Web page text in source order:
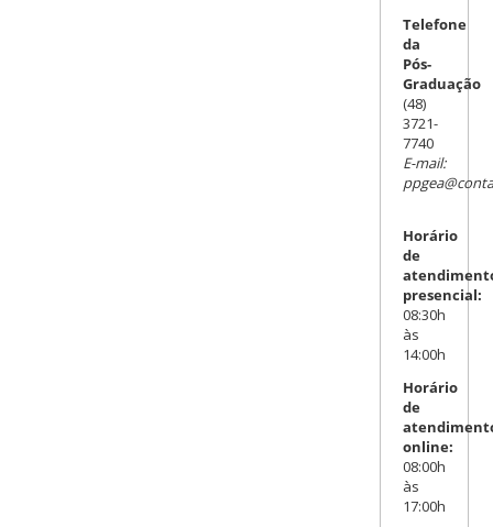
Telefone
da
Pós-
Graduação
(48)
3721-
7740
E-mail:
Horário
de
presencial:
08:30h
às
14:00h
Horário
de
online:
08:00h
às
17:00h